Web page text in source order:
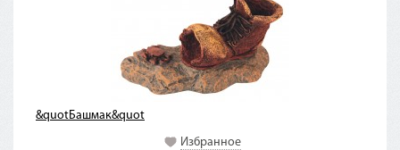
&quotБашмак&quot
Избранное